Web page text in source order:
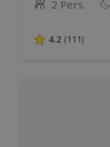
Anzahl der
2 Pers.
4.2 von 5
4.2 (111)